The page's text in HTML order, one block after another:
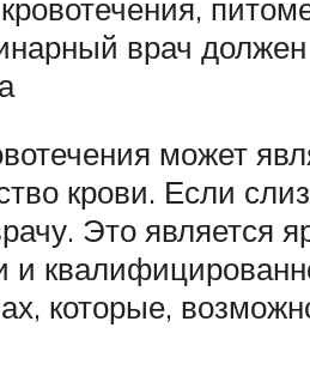
врач
может
крови. Если
Это является
и
которые,